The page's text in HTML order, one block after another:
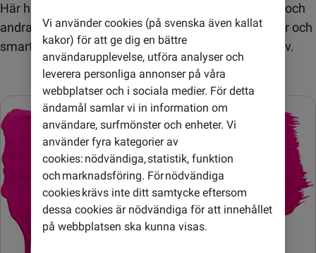
Här hittar du tillbehör till mobilen som skal, laddare och
andra smarta prylar. Spana också in våra surfplattor och
smartwatches för ett enklare och mer uppkopplat liv.
Vi använder cookies (på svenska även kallat
kakor) för att ge dig en bättre
användarupplevelse, utföra analyser och
leverera personliga annonser på våra
webbplatser och i sociala medier. För detta
ändamål samlar vi in information om
användare, surfmönster och enheter. Vi
använder fyra kategorier av
cookies: nödvändiga, statistik, funktion
och marknadsföring. För nödvändiga
cookies krävs inte ditt samtycke eftersom
dessa cookies är nödvändiga för att innehållet
på webbplatsen ska kunna visas.